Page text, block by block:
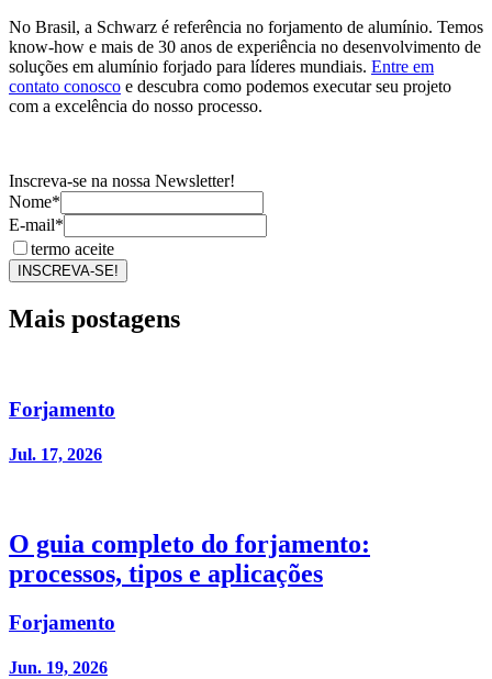
No Brasil, a Schwarz é referência no forjamento de alumínio. Temos
know-how e mais de 30 anos de experiência no desenvolvimento de
soluções em alumínio forjado para líderes mundiais. Entre em
contato conosco e descubra como podemos executar seu projeto
com a excelência do nosso processo.
Inscreva-se na nossa Newsletter!
Nome*
E-mail*
termo aceite
INSCREVA-SE!
Mais postagens
Forjamento
Jul. 17, 2026
O guia completo do forjamento:
processos, tipos e aplicações
Forjamento
Jun. 19, 2026